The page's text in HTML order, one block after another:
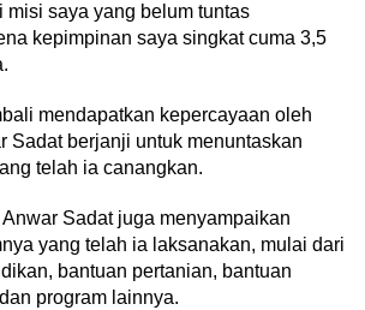
misi saya yang belum tuntas
kepimpinan saya singkat cuma 3,5
mendapatkan kepercayaan oleh
Sadat berjanji untuk menuntaskan
telah ia canangkan.
Sadat juga menyampaikan
yang telah ia laksanakan, mulai dari
bantuan pertanian, bantuan
program lainnya.